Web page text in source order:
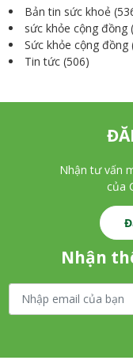
Bản tin sức khoẻ
sức khỏe cộng đồng
Sức khỏe cộng đồng
Tin tức(506)
Nhận tư vấn
của
Nhận